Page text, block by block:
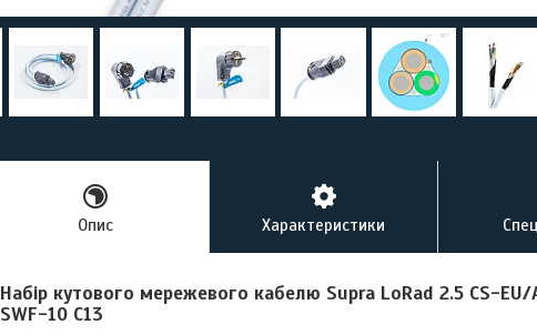
Опис Характеристики
Набір кутового мережевого кабелю Supra LoRad 2.5 CS-EU/
SWF-10 C13